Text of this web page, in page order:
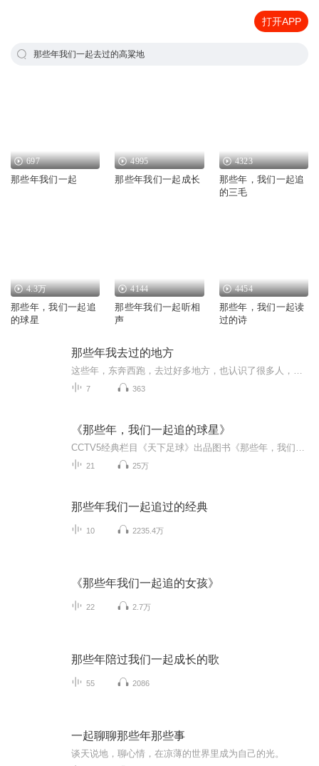
打开APP
那些年我们一起去过的高粱地
697
那些年我们一起
4995
那些年我们一起成长
4323
那些年，我们一起追
的三毛
4.3万
那些年，我们一起追
的球星
4144
那些年我们一起听相
声
4454
那些年，我们一起读
过的诗
那些年我去过的地方
7 363
《那些年，我们一起追的球星》
21 25万
那些年我们一起追过的经典
10 2235.4万
《那些年我们一起追的女孩》
22 2.7万
那些年陪过我们一起成长的歌
55 2086
一起聊聊那些年那些事
谈天说地，聊心情，在凉薄的世界里成为自己的光。